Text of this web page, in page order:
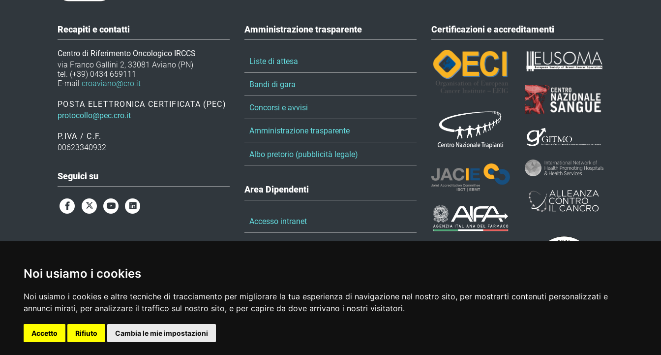
Noi usiamo i cookies
Noi usiamo i cookies e altre tecniche di tracciamento per migliorare la tua esperienza di navigazione nel nostro sito, per mostrarti contenuti personalizzati e
annunci mirati, per analizzare il traffico sul nostro sito, e per capire da dove arrivano i nostri visitatori.
Accetto Rifiuto Cambia le mie impostazioni
Recapiti e contatti
Centro di Riferimento Oncologico IRCCS
via Franco Gallini 2, 33081 Aviano (PN)
tel. (+39) 0434 659111
E-mail croaviano@cro.it
POSTA ELETTRONICA CERTIFICATA (PEC)
protocollo@pec.cro.it
P.IVA / C.F.
00623340932
Seguici su
Amministrazione trasparente
Liste di attesa
Bandi di gara
Concorsi e avvisi
Amministrazione trasparente
Albo pretorio (pubblicità legale)
Area Dipendenti
Accesso intranet
Certificazioni e accreditamenti